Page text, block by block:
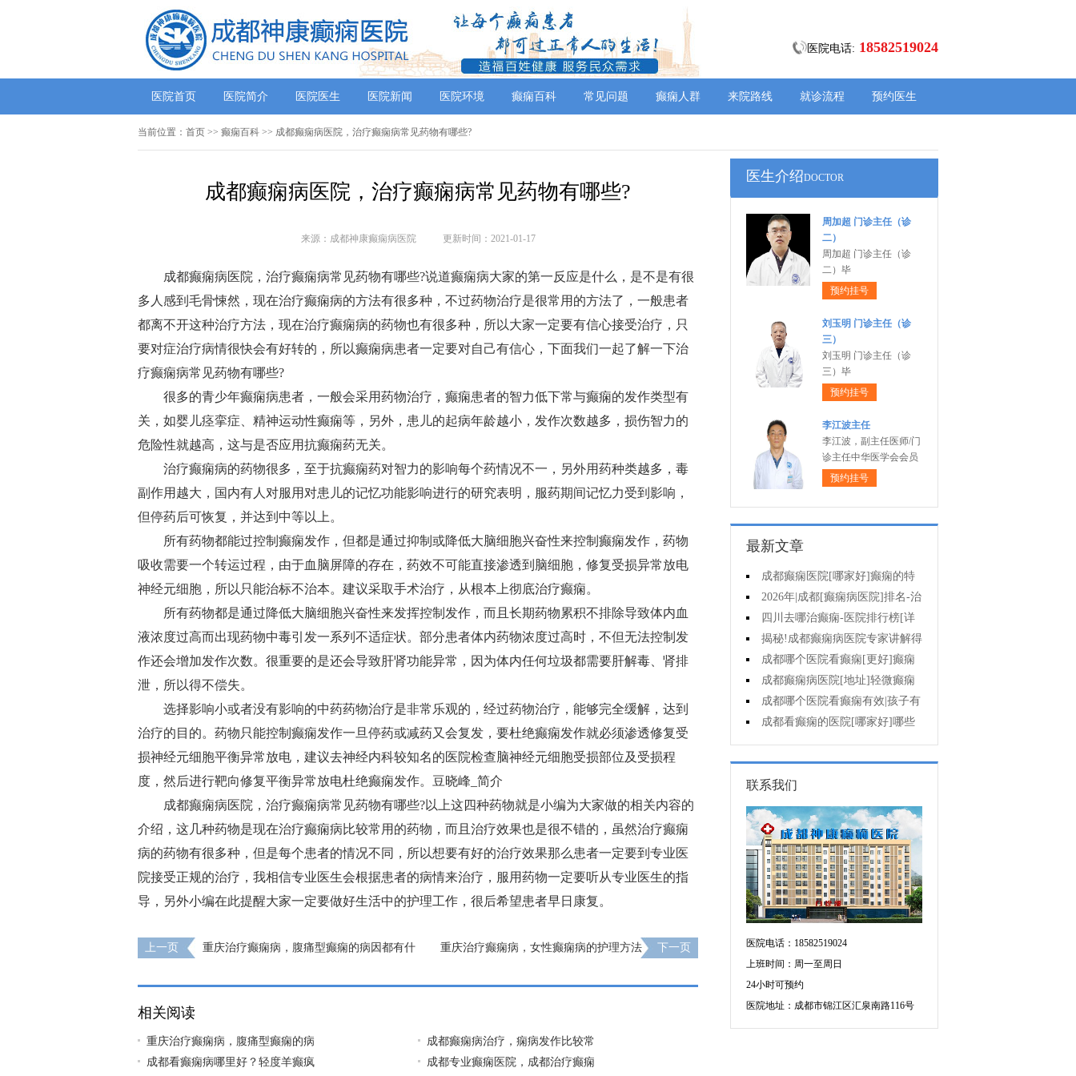
医院电话: 18582519024
医院首页 医院简介 医院医生 医院新闻 医院环境 癫痫百科 常见问题 癫痫人群 来院路线 就诊流程 预约医生
当前位置： 首页 >> 癫痫百科 >> 成都癫痫病医院，治疗癫痫病常见药物有哪些?
成都癫痫病医院，治疗癫痫病常见药物有哪些?
来源：成都神康癫痫病医院 更新时间：2021-01-17
成都癫痫病医院，治疗癫痫病常见药物有哪些?说道癫痫病大家的第一反应是什么，是不是有很
多人感到毛骨悚然，现在治疗癫痫病的方法有很多种，不过药物治疗是很常用的方法了，一般患者
都离不开这种治疗方法，现在治疗癫痫病的药物也有很多种，所以大家一定要有信心接受治疗，只
要对症治疗病情很快会有好转的，所以癫痫病患者一定要对自己有信心，下面我们一起了解一下治
疗癫痫病常见药物有哪些?
很多的青少年癫痫病患者，一般会采用药物治疗，癫痫患者的智力低下常与癫痫的发作类型有
关，如婴儿痉挛症、精神运动性癫痫等，另外，患儿的起病年龄越小，发作次数越多，损伤智力的
危险性就越高，这与是否应用抗癫痫药无关。
治疗癫痫病的药物很多，至于抗癫痫药对智力的影响每个药情况不一，另外用药种类越多，毒
副作用越大，国内有人对服用对患儿的记忆功能影响进行的研究表明，服药期间记忆力受到影响，
但停药后可恢复，并达到中等以上。
所有药物都能过控制癫痫发作，但都是通过抑制或降低大脑细胞兴奋性来控制癫痫发作，药物
吸收需要一个转运过程，由于血脑屏障的存在，药效不可能直接渗透到脑细胞，修复受损异常放电
神经元细胞，所以只能治标不治本。建议采取手术治疗，从根本上彻底治疗癫痫。
所有药物都是通过降低大脑细胞兴奋性来发挥控制发作，而且长期药物累积不排除导致体内血
液浓度过高而出现药物中毒引发一系列不适症状。部分患者体内药物浓度过高时，不但无法控制发
作还会增加发作次数。很重要的是还会导致肝肾功能异常，因为体内任何垃圾都需要肝解毒、肾排
泄，所以得不偿失。
选择影响小或者没有影响的中药药物治疗是非常乐观的，经过药物治疗，能够完全缓解，达到
治疗的目的。药物只能控制癫痫发作一旦停药或减药又会复发，要杜绝癫痫发作就必须渗透修复受
损神经元细胞平衡异常放电，建议去神经内科较知名的医院检查脑神经元细胞受损部位及受损程
度，然后进行靶向修复平衡异常放电杜绝癫痫发作。 豆晓峰_简介
成都癫痫病医院，治疗癫痫病常见药物有哪些?以上这四种药物就是小编为大家做的相关内容的
介绍，这几种药物是现在治疗癫痫病比较常用的药物，而且治疗效果也是很不错的，虽然治疗癫痫
病的药物有很多种，但是每个患者的情况不同，所以想要有好的治疗效果那么患者一定要到专业医
院接受正规的治疗，我相信专业医生会根据患者的病情来治疗，服用药物一定要听从专业医生的指
导，另外小编在此提醒大家一定要做好生活中的护理工作，很后希望患者早日康复。
上一页
重庆治疗癫痫病，腹痛型癫痫的病因都有什
重庆治疗癫痫病，女性癫痫病的护理方法 下一页
相关阅读
重庆治疗癫痫病，腹痛型癫痫的病
成都癫痫病治疗，痫病发作比较常
成都看癫痫病哪里好？轻度羊癫疯
成都专业癫痫医院，成都治疗癫痫
医生介绍DOCTOR
周加超 门诊主任（诊
二）
周加超 门诊主任（诊
二）毕
预约挂号
刘玉明 门诊主任（诊
三）
刘玉明 门诊主任（诊
三）毕
预约挂号
李江波主任
李江波，副主任医师/门
诊主任中华医学会会员
预约挂号
最新文章
成都癫痫医院[哪家好]癫痫的特
征是什么?
2026年|成都[癫痫病医院]排名-治
疗儿童癫痫好?
四川去哪治癫痫-医院排行榜[详
细排名]小儿癫痫如何治疗?
揭秘!成都癫痫病医院专家讲解得
癫痫治疗要多少钱?
成都哪个医院看癫痫[更好]癫痫
病人容易有什么心理?
成都癫痫病医院[地址]轻微癫痫
有治疗的必要吗?
成都哪个医院看癫痫有效|孩子有
癫痫用什么方法治比较好?
成都看癫痫的医院[哪家好]哪些
原因会引发癫痫呢?
联系我们
医院电话：18582519024
上班时间：周一至周日
24小时可预约
医院地址：成都市锦江区汇泉南路116号